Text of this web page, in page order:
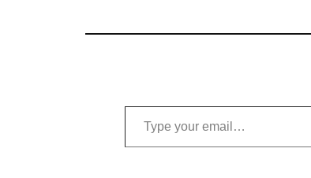
Type your email…